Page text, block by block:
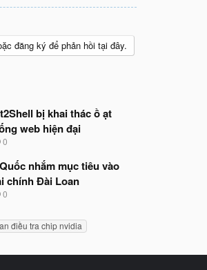
đăng ký để phản hồi tại đây.
bị khai thác ồ ạt
web hiện đại
0
nhắm mục tiêu vào
chính Đài Loan
0
điều tra chip nvidia